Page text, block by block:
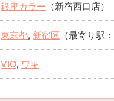
銀座カラー （新宿西口店）
東京都, 新宿区 （最寄り駅
VIO, ワキ